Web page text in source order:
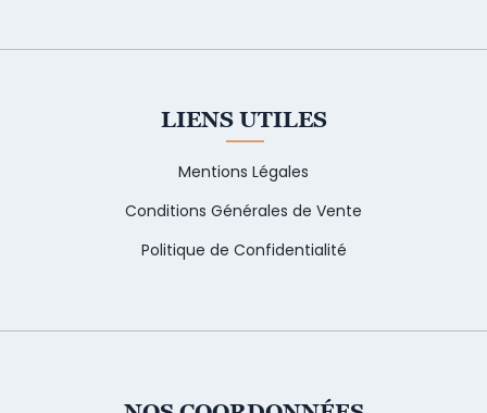
LIENS UTILES
Mentions Légales
Conditions Générales de Vente
Politique de Confidentialité